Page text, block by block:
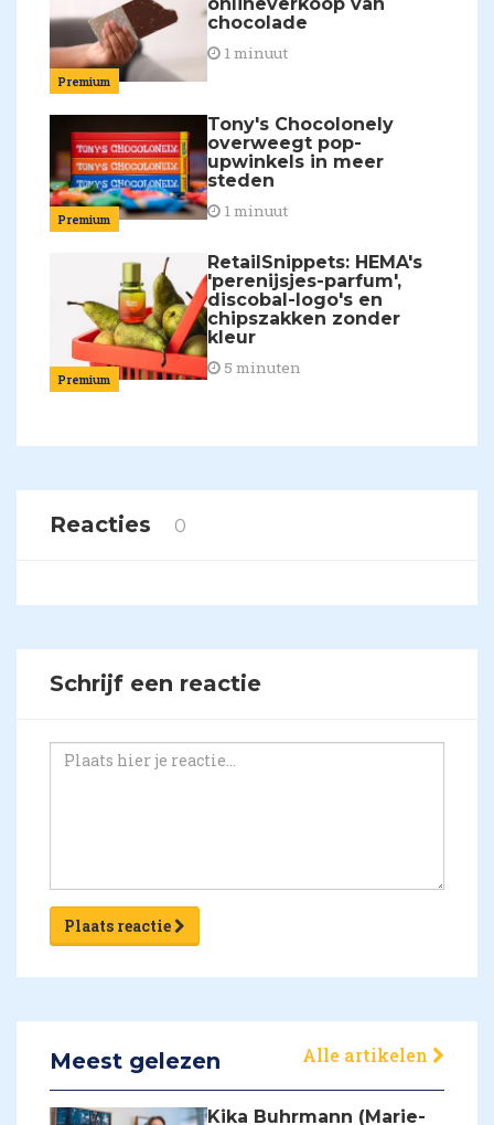
Premium
onlineverkoop van
chocolade
1 minuut
Premium
Tony's Chocolonely
overweegt pop-
upwinkels in meer
steden
1 minuut
Premium
RetailSnippets: HEMA's
'perenijsjes-parfum',
discobal-logo's en
chipszakken zonder
kleur
5 minuten
Reacties 0
Schrijf een reactie
Plaats reactie
Meest gelezen Alle artikelen
Kika Buhrmann (Marie-